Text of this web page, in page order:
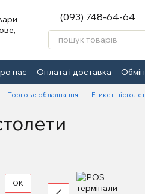
(093) 748-64-64
нас Оплата і доставка
Торгове обладнання Етикет-
ОК